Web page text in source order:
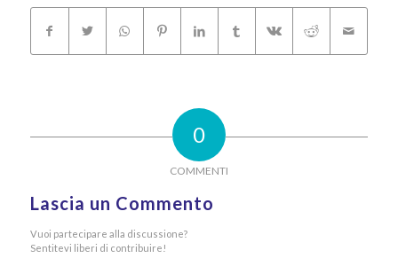
0
COMMENTI
Lascia un Commento
Vuoi partecipare alla discussione?
Sentitevi liberi di contribuire!